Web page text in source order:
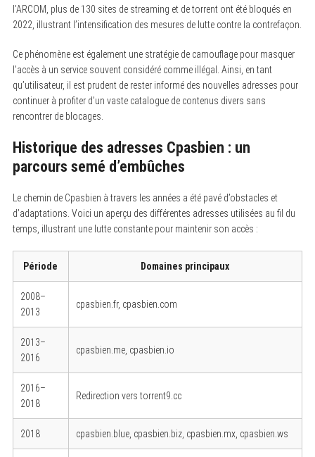
l’ARCOM, plus de 130 sites de streaming et de torrent ont été bloqués en
2022, illustrant l’intensification des mesures de lutte contre la contrefaçon.
Ce phénomène est également une stratégie de camouflage pour masquer
l’accès à un service souvent considéré comme illégal. Ainsi, en tant
qu’utilisateur, il est prudent de rester informé des nouvelles adresses pour
continuer à profiter d’un vaste catalogue de contenus divers sans
rencontrer de blocages.
Historique des adresses Cpasbien : un
parcours semé d’embûches
Le chemin de Cpasbien à travers les années a été pavé d’obstacles et
d’adaptations. Voici un aperçu des différentes adresses utilisées au fil du
temps, illustrant une lutte constante pour maintenir son accès :
Période Domaines principaux
2008–
2013
cpasbien.fr, cpasbien.com
2013–
2016
cpasbien.me, cpasbien.io
2016–
2018
Redirection vers torrent9.cc
2018 cpasbien.blue, cpasbien.biz, cpasbien.mx, cpasbien.ws